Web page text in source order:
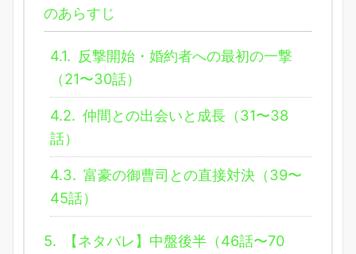
のあらすじ
4.1. 反撃開始・婚約者への最初の一撃
（21〜30話）
4.2. 仲間との出会いと成長（31〜38
話）
4.3. 富豪の御曹司との直接対決（39〜
45話）
5.
【ネタバレ】中盤後半（46話〜70